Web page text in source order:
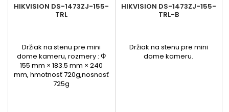
HIKVISION DS-1473ZJ-155-
TRL
Držiak na stenu pre mini
dome kameru, rozmery : Φ
155 mm × 183.5 mm × 240
mm, hmotnosť 720g,nosnosť
725g
HIKVISION DS-1473ZJ-155-
TRL-B
Držiak na stenu pre mini
dome kameru.